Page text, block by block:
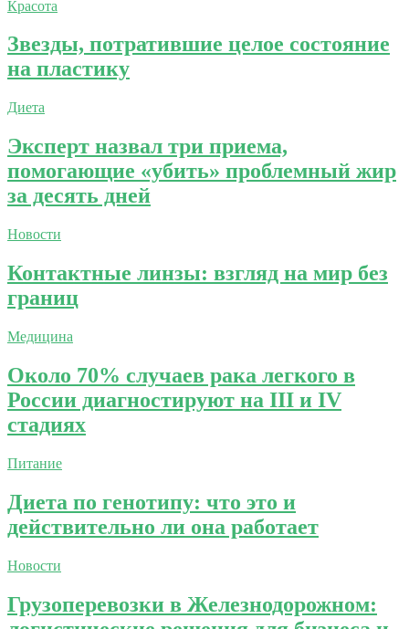
Красота
Звезды, потратившие целое состояние
на пластику
Диета
Эксперт назвал три приема,
помогающие «убить» проблемный жир
за десять дней
Новости
Контактные линзы: взгляд на мир без
границ
Медицина
Около 70% случаев рака легкого в
России диагностируют на III и IV
стадиях
Питание
Диета по генотипу: что это и
действительно ли она работает
Новости
Грузоперевозки в Железнодорожном: